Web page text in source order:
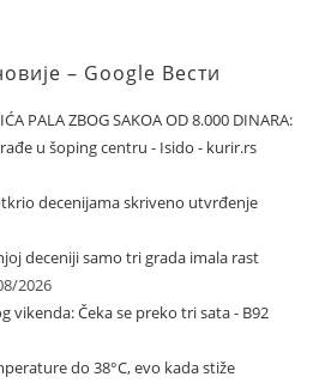
– Google Вести
PALA ZBOG SAKOA OD 8.000 DINARA:
u šoping centru - Isido - kurir.rs
decenijama skriveno utvrđenje
deceniji samo tri grada imala rast
2026
vikenda: Čeka se preko tri sata - B92
do 38°C, evo kada stiže